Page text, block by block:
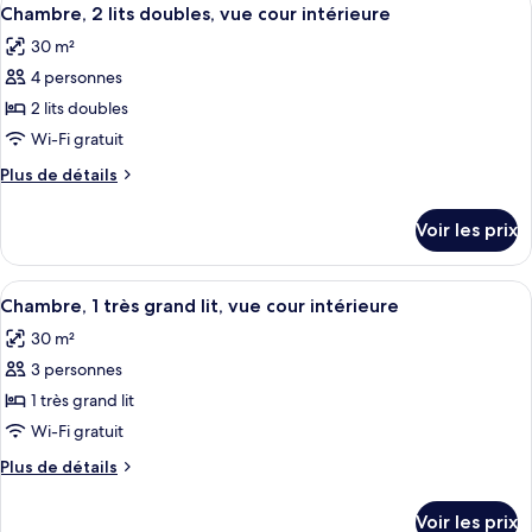
1
très
grand
lit
de
Chambre
Deluxe,
très
grand
toutes
les
photos
pour
ce
type
de
Chambre,
2
lits
doubles,
vue
cour
intérieure
3
Chambre, 2 lits doubles, vue cour intérieure
30 m²
4 personnes
2 lits doubles
Wi-Fi gratuit
Plus de détails
Plus
le
type
de
Chambre,
2
doubles,
vue
intérieure
Voir les prix
Afficher
toutes
les
photos
pour
ce
type
de
Une chambre d’hôtel avec un lit, un
6
Chambre, 1 très grand lit, vue cour intérieure
30 m²
3 personnes
1 très grand lit
Wi-Fi gratuit
Plus de détails
Plus
Voir les prix